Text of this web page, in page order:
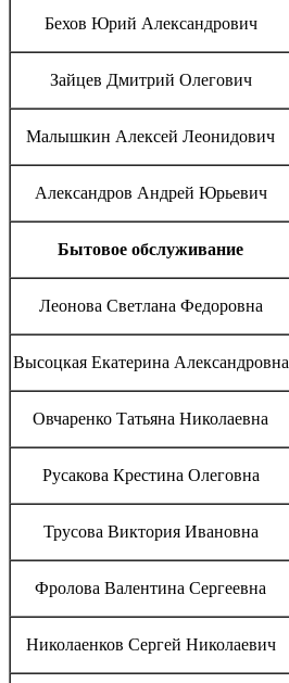
Бехов Юрий Александрович
Зайцев Дмитрий Олегович
Малышкин Алексей Леонидович
Александров Андрей Юрьевич
Бытовое обслуживание
Леонова Светлана Федоровна
Высоцкая Екатерина Александровна
Овчаренко Татьяна Николаевна
Русакова Крестина Олеговна
Трусова Виктория Ивановна
Фролова Валентина Сергеевна
Николаенков Сергей Николаевич